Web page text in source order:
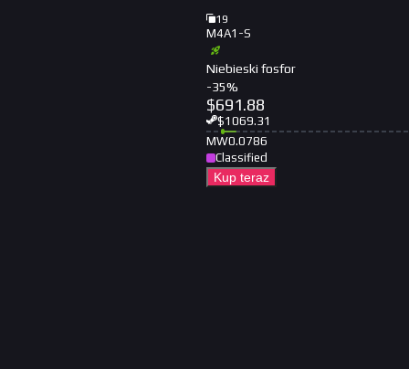
19
M4A1-S
Niebieski fosfor
-35%
$691.88
$1069.31
MW0.0786
Classified
Kup teraz